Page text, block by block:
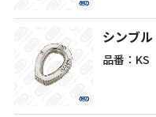
シンブル
品番：KS